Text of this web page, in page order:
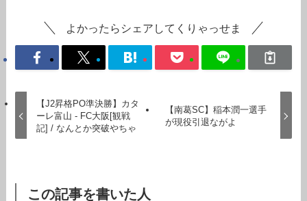
よかったらシェアしてくりゃっせま
【J2昇格PO準決勝】カタ
ーレ富山 - FC大阪[観戦
記] / なんとか突破やちゃ
【南葛SC】稲本潤一選手
が現役引退ながよ
この記事を書いた人